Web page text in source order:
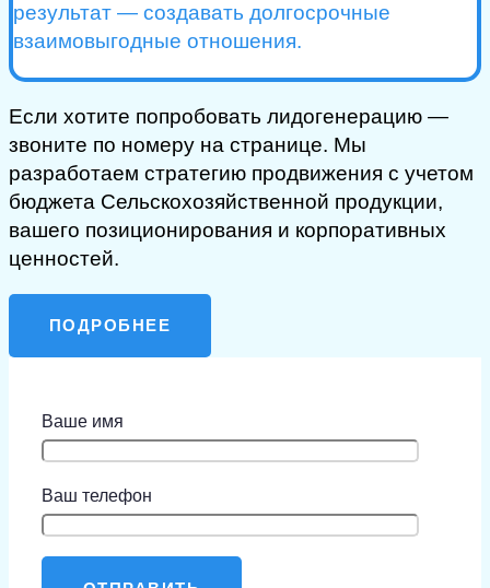
результат — создавать долгосрочные
взаимовыгодные отношения.
Если хотите попробовать лидогенерацию —
звоните по номеру на странице. Мы
разработаем стратегию продвижения с учетом
бюджета Сельскохозяйственной продукции,
вашего позиционирования и корпоративных
ценностей.
ПОДРОБНЕЕ
Ваше имя
Ваш телефон